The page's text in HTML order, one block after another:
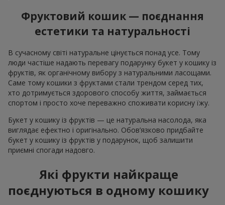
Фруктовий кошик — поєднання
естетики та натуральності
В сучасному світі натуральне цінується понад усе. Тому
люди частіше надають перевагу подарунку букет у кошику із
фруктів, як органічному вибору з натуральними ласощами.
Саме тому кошики з фруктами стали трендом серед тих,
хто дотримується здорового способу життя, займається
спортом і просто хоче переважно споживати корисну їжу.
Букет у кошику із фруктів — це натуральна насолода, яка
виглядає ефектно і оригінально. Обов’язково придбайте
букет у кошику із фруктів у подарунок, щоб залишити
приємні спогади надовго.
Які фрукти найкраще
поєднуються в одному кошику